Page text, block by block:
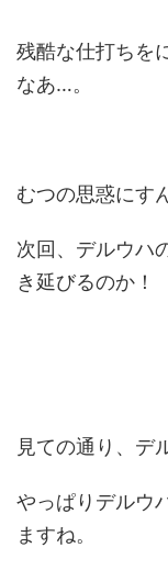
残酷な仕打ちを
なあ…。
むつの思惑にす
次回、デルウハ
き延びるのか！
見ての通り、デ
やっぱりデルウ
ますね。